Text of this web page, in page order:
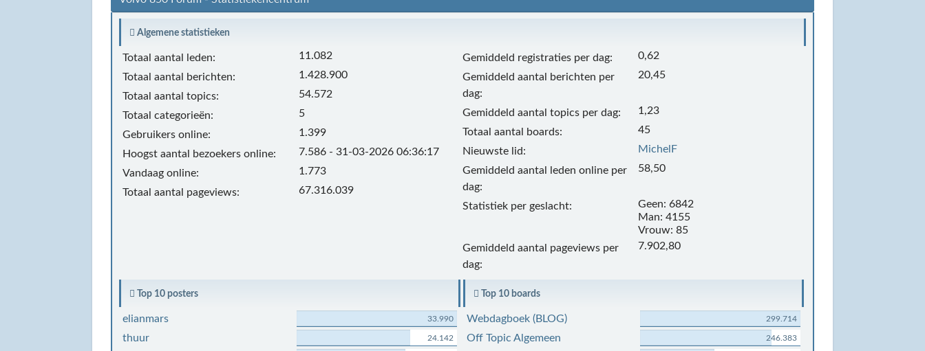
Algemene statistieken
Totaal aantal leden:
11.082
Totaal aantal berichten:
1.428.900
Totaal aantal topics:
54.572
Totaal categorieën:
5
Gebruikers online:
1.399
Hoogst aantal bezoekers online:
7.586 - 31-03-2026 06:36:17
Vandaag online:
1.773
Totaal aantal pageviews:
67.316.039
Gemiddeld registraties per dag:
0,62
Gemiddeld aantal berichten per
dag:
20,45
Gemiddeld aantal topics per dag:
1,23
Totaal aantal boards:
45
Nieuwste lid:
MichelF
Gemiddeld aantal leden online per
dag:
58,50
Statistiek per geslacht:
Geen: 6842
Man: 4155
Vrouw: 85
Gemiddeld aantal pageviews per
dag:
7.902,80
Top 10 posters
elianmars 33.990
thuur 24.142
Top 10 boards
Webdagboek (BLOG) 299.714
Off Topic Algemeen 246.383